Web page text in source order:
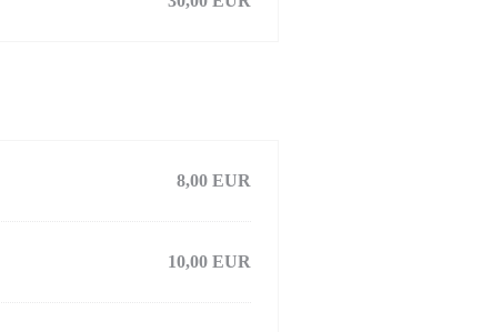
8,00 EUR
10,00 EUR